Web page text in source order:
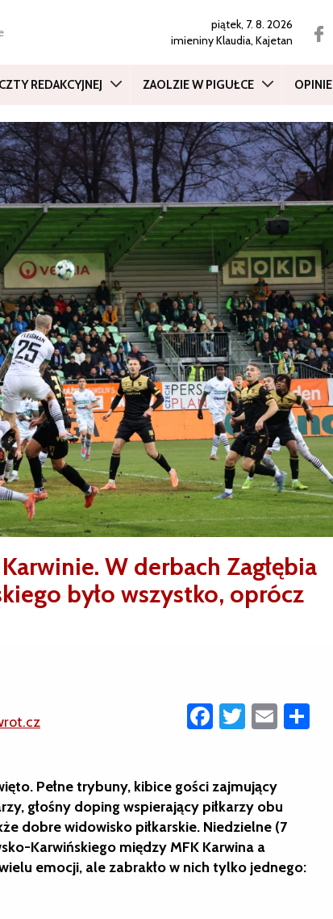
piątek, 7. 8. 2026
imieninyKlaudia, Kajetan
REDAKCYJNEJ ZAOLZIE W PIGUŁCE OPINIE
W derbach Zagłębia
było wszystko, oprócz
Facebook
Twitter
Email
Pełne trybuny, kibice gości zajmujący
głośny doping wspierający piłkarzy obu
dobre widowisko piłkarskie. Niedzielne (7
Karwińskiego między MFK Karwina a
emocji, ale zabrakło w nich tylko jednego: